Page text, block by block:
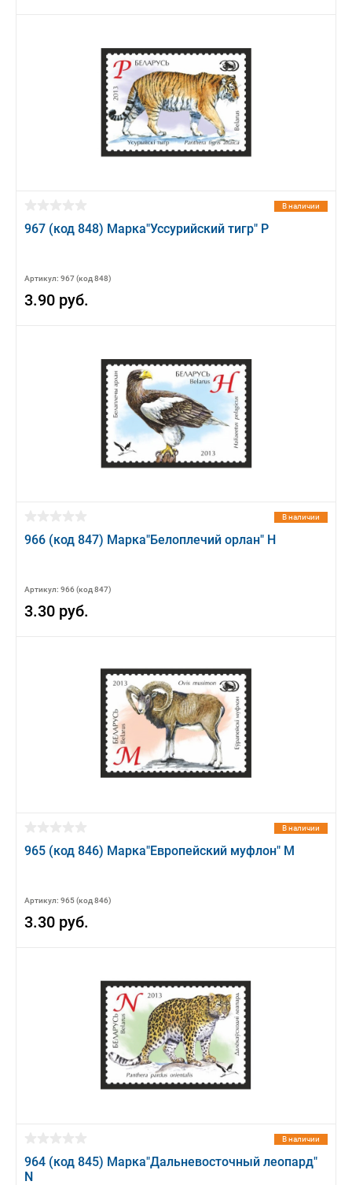
В наличии
967 (код 848) Марка"Уссурийский тигр" Р
Артикул: 967 (код 848)
3.90 руб.
В наличии
966 (код 847) Марка"Белоплечий орлан" Н
Артикул: 966 (код 847)
3.30 руб.
В наличии
965 (код 846) Марка"Европейский муфлон" М
Артикул: 965 (код 846)
3.30 руб.
В наличии
964 (код 845) Марка"Дальневосточный леопард"
N